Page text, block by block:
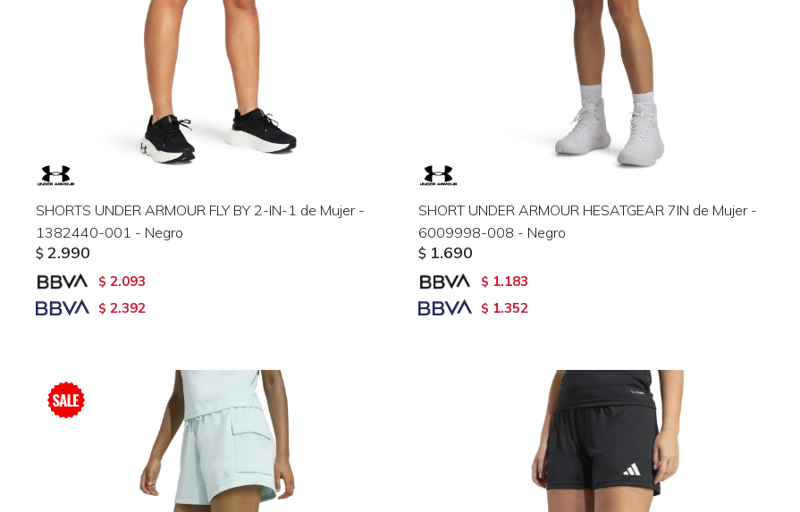
SHORTS UNDER ARMOUR FLY BY 2-IN-1 de Mujer -
1382440-001 - Negro
$ 2.990
$ 2.093
$ 2.392
SHORT UNDER ARMOUR HESATGEAR 7IN de Mujer -
6009998-008 - Negro
$ 1.690
$ 1.183
$ 1.352